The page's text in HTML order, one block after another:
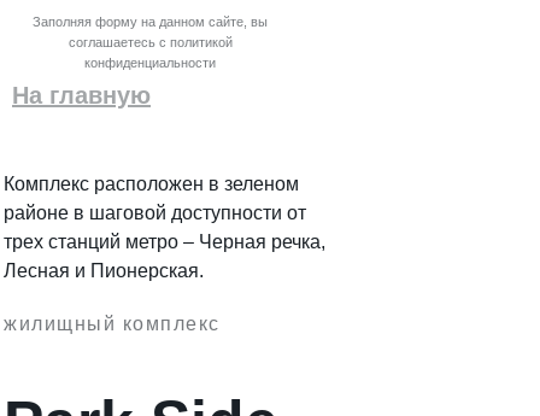
Заполняя форму на данном сайте, вы
соглашаетесь с политикой
конфиденциальности
На главную
Комплекс расположен в зеленом
районе в шаговой доступности от
трех станций метро – Черная речка,
Лесная и Пионерская.
жилищный комплекс